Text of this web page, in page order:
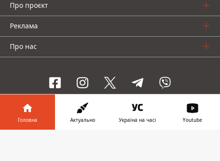
Про проєкт
Реклама
Про нас
Інформатор проекти
Головна Актуально Україна на часі Youtube